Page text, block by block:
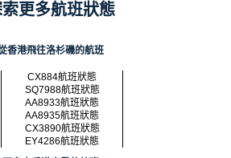
更多航班狀態
香港飛往洛杉磯的航班
CX884航班狀態
SQ7988航班狀態
AA8933航班狀態
AA8935航班狀態
CX3890航班狀態
EY4286航班狀態